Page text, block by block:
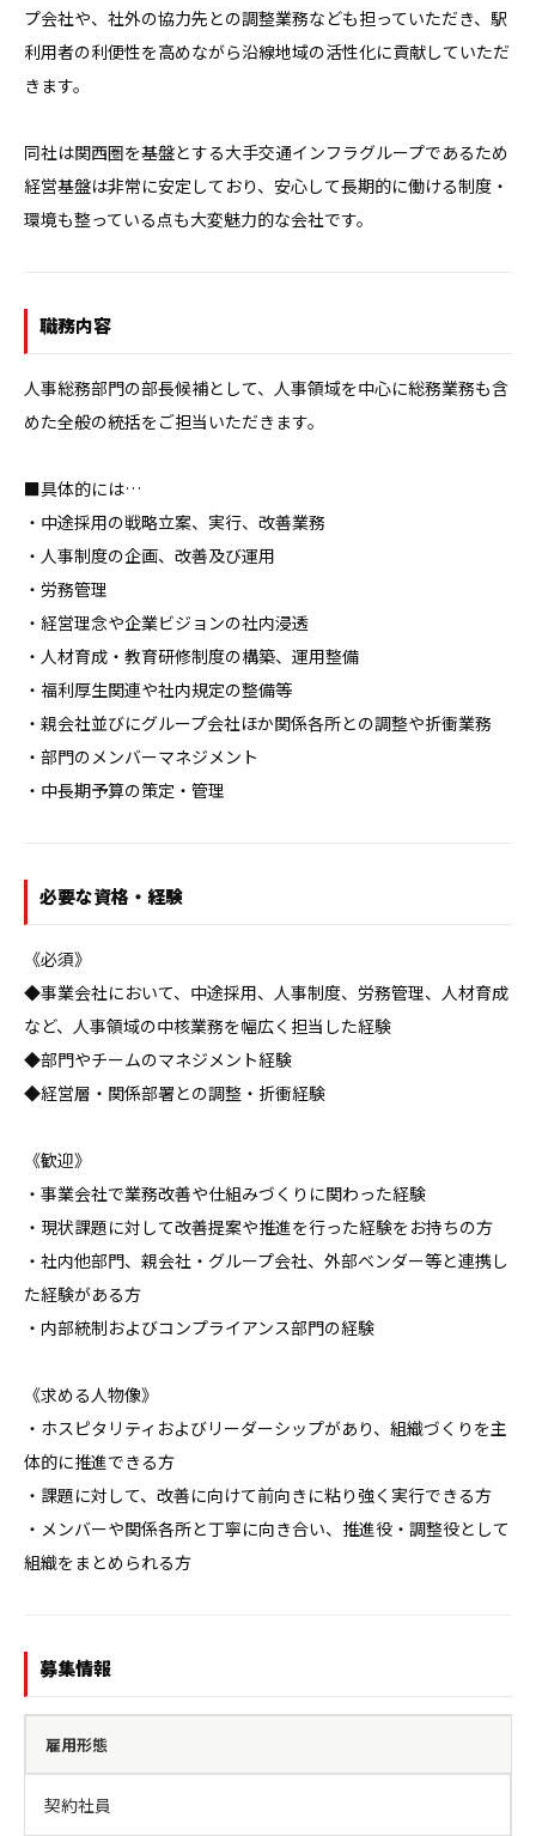
プ会社や、社外の協力先との調整業務なども担っていただき、駅
利用者の利便性を高めながら沿線地域の活性化に貢献していただ
きます。
同社は関西圏を基盤とする大手交通インフラグループであるため
経営基盤は非常に安定しており、安心して長期的に働ける制度・
環境も整っている点も大変魅力的な会社です。
職務内容
人事総務部門の部長候補として、人事領域を中心に総務業務も含
めた全般の統括をご担当いただきます。
■具体的には…
・中途採用の戦略立案、実行、改善業務
・人事制度の企画、改善及び運用
・労務管理
・経営理念や企業ビジョンの社内浸透
・人材育成・教育研修制度の構築、運用整備
・福利厚生関連や社内規定の整備等
・親会社並びにグループ会社ほか関係各所との調整や折衝業務
・部門のメンバーマネジメント
・中長期予算の策定・管理
必要な資格・経験
《必須》
◆事業会社において、中途採用、人事制度、労務管理、人材育成
など、人事領域の中核業務を幅広く担当した経験
◆部門やチームのマネジメント経験
◆経営層・関係部署との調整・折衝経験
《歓迎》
・事業会社で業務改善や仕組みづくりに関わった経験
・現状課題に対して改善提案や推進を行った経験をお持ちの方
・社内他部門、親会社・グループ会社、外部ベンダー等と連携し
た経験がある方
・内部統制およびコンプライアンス部門の経験
《求める人物像》
・ホスピタリティおよびリーダーシップがあり、組織づくりを主
体的に推進できる方
・課題に対して、改善に向けて前向きに粘り強く実行できる方
・メンバーや関係各所と丁寧に向き合い、推進役・調整役として
組織をまとめられる方
募集情報
雇用形態
契約社員